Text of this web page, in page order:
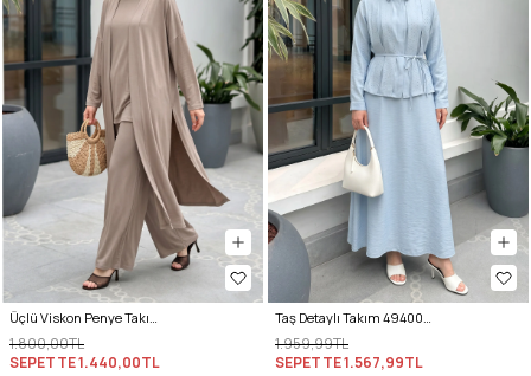
Üçlü Viskon Penye Takım 13205 - VİZON
1.800,00TL
SEPETTE1.440,00TL
Taş Detaylı Takım 494004 - BEBE MAVİSİ
1.959,99TL
SEPETTE1.567,99TL